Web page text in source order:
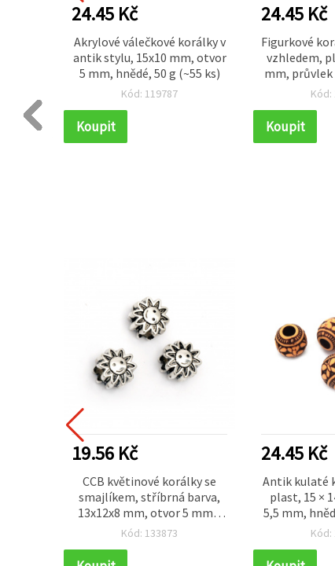
24.45 Kč
Akrylové válečkové korálky v
antik stylu, 15x10 mm, otvor
5 mm, hnědé, 50 g (~55 ks)
Kód: 119787
Koupit
24.45 Kč
Figurkové
vzhledem,
mm, průvlek
– 50 g
Kód:
Koupit
19.56 Kč
CCB květinové korálky se
smajlíkem, stříbrná barva,
13x12x8 mm, otvor 5 mm –
20 ks
Kód: 133873
24.45 Kč
Antik kulaté
plast, 15 ×
5,5 mm,
Kód: